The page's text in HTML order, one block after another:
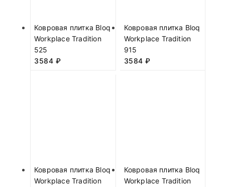
Ковровая плитка Bloq
Workplace Tradition
525
3584 ₽
Ковровая плитка Bloq
Workplace Tradition
915
3584 ₽
Ковровая плитка Bloq
Workplace Tradition
Ковровая плитка Bloq
Workplace Tradition